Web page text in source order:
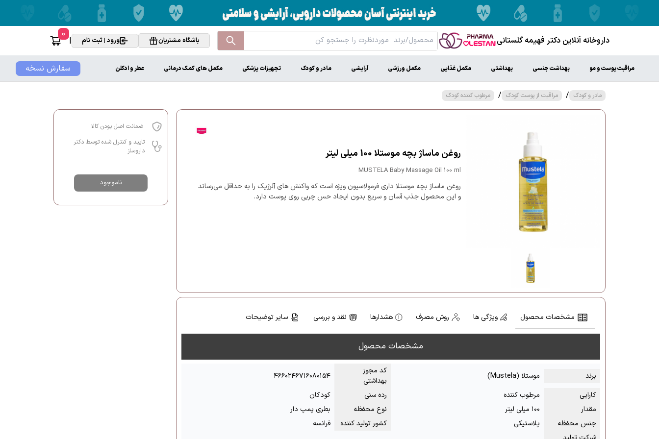
داروخانه آنلاین دکتر فهیمه گلستانی باشگاه مشتریان ورود | ثبت نام |
0
سفارش نسخه مراقبت پوست و مو بهداشت جنسی بهداشتی مکمل غذایی مکمل ورزشی آرایشی مادر و کودک تجهیزات پزشکی مکمل های کمک درمانی عطر و ادکلن
مادر و کودک / مراقبت از پوست کودک / مرطوب کننده کودک
روغن ماساژ بچه موستلا 100 میلی لیتر
MUSTELA Baby Massage Oil 100 ml
روغن ماساژ بچه موستلا داری فرمولاسیون ویژه است که واکنش های آلرژیک را به حداقل می‌رساند
و این محصول جذب آسان و سریع بدون ایجاد حس چربی روی پوست دارد.
مشخصات محصول ویژگی ها روش مصرف هشدارها نقد و بررسی سایر توضیحات
مشخصات محصول
برند موستلا (Mustela)
کد مجوز
بهداشتی
۴۶۶۰۲۴۶۷۱۶۰۸۰۱۵۴
کارایی
مرطوب کننده رده سنی
کودکان
مقدار
۱۰۰ میلی لیتر نوع محفظه
بطری پمپ دار
جنس محفظه
پلاستیکی کشور تولید کننده
فرانسه
ضمانت اصل بودن کالا
تایید و کنترل شده توسط دکتر
داروساز
ناموجود